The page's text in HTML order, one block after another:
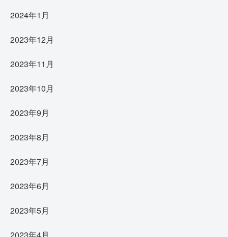
2024年1月
2023年12月
2023年11月
2023年10月
2023年9月
2023年8月
2023年7月
2023年6月
2023年5月
2023年4月